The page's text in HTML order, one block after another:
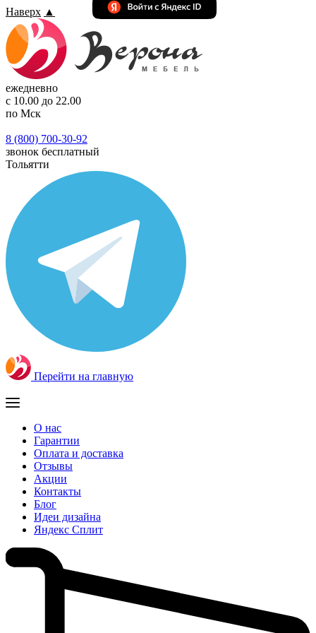
Наверх ▲
ежедневно
с 10.00 до 22.00
по Мск
8 (800) 700-30-92
звонок бесплатный
Тольятти
Перейти на главную
О нас
Гарантии
Оплата и доставка
Отзывы
Акции
Контакты
Блог
Идеи дизайна
Яндекс Сплит